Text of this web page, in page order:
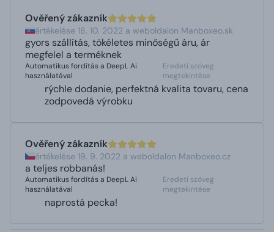
Ověřený zákazník
értékelése 18. 10. 2022 a weboldalon Manboxeo.sk
gyors szállítás, tökéletes minőségű áru, ár
megfelel a terméknek
Automatikus fordítás a DeepL Ai
használatával
Eredeti szöveg
megtekintése
rýchle dodanie, perfektná kvalita tovaru, cena
zodpovedá výrobku
Ověřený zákazník
értékelése 19. 9. 2022 a weboldalon Manboxeo.cz
a teljes robbanás!
Automatikus fordítás a DeepL Ai
használatával
Eredeti szöveg
megtekintése
naprostá pecka!